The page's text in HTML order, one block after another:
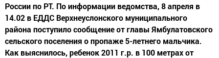
России по РТ. По информации ведомства, 8 апреля в
14.02 в ЕДДС Верхнеуслонского муниципального
района поступило сообщение от главы Ямбулатовского
сельского поселения о пропаже 5-летнего мальчика.
Как выяснилось, ребенок 2011 г.р. в 100 метрах от